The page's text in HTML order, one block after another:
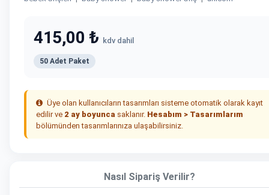
415,00 ₺ kdv dahil
50 Adet Paket
Üye olan kullanıcıların tasarımları sisteme otomatik olarak kayıt
edilir ve 2 ay boyunca saklanır. Hesabım > Tasarımlarım
bölümünden tasarımlarınıza ulaşabilirsiniz.
Nasıl Sipariş Verilir?